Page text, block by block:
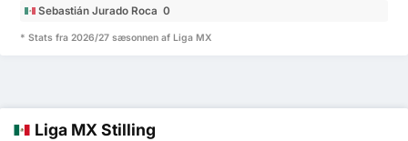
Sebastián Jurado Roca 0
* Stats fra 2026/27 sæsonnen af Liga MX
Liga MX Stilling